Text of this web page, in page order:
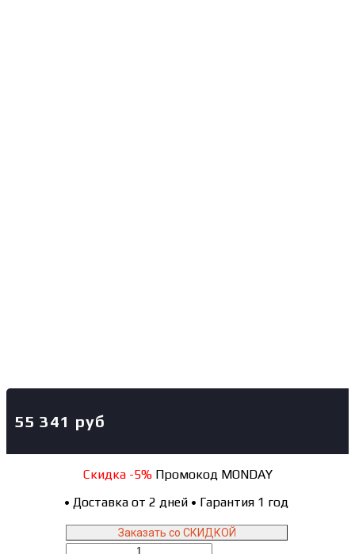
55 341 руб
Скидка -5%Промокод MONDAY
• Доставка от 2 дней • Гарантия 1 год
Заказать со СКИДКОЙ